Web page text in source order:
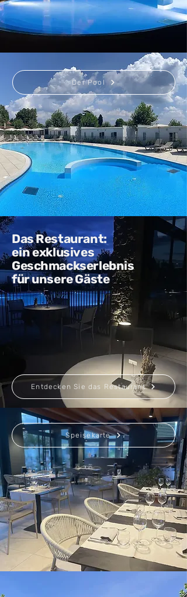
Der Pool
Das Restaurant:
ein exklusives
Geschmackserlebnis
für unsere Gäste
Entdecken Sie das Restaurant
Speisekarte